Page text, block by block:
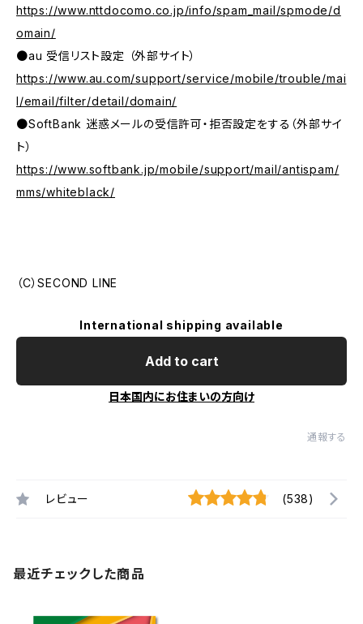
https://www.nttdocomo.co.jp/info/spam_mail/spmode/d
omain/
●au 受信リスト設定 （外部サイト）
https://www.au.com/support/service/mobile/trouble/mai
l/email/filter/detail/domain/
●SoftBank 迷惑メールの受信許可・拒否設定をする（外部サイ
ト）
https://www.softbank.jp/mobile/support/mail/antispam/
mms/whiteblack/
（C）SECOND LINE
International shipping available
Add to cart
日本国内にお住まいの方向け
通報する
レビュー (538)
最近チェックした商品